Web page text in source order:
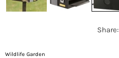
Share:
Wildlife Garden